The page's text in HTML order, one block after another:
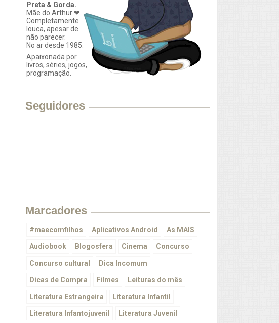
Preta & Gorda.
Mãe do Arthur ❤
Completamente
louca, apesar de
não parecer.
No ar desde 1985.
Apaixonada por
livros, séries, jogos,
programação.
Seguidores
Marcadores
#maecomfilhos Aplicativos Android As MAIS
Audiobook Blogosfera Cinema Concurso
Concurso cultural Dica Incomum
Dicas de Compra Filmes Leituras do mês
Literatura Estrangeira Literatura Infantil
Literatura Infantojuvenil Literatura Juvenil